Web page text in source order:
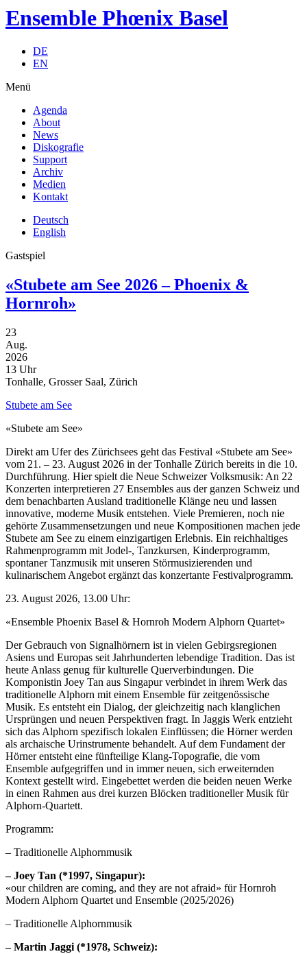
Ensemble Phœnix Basel
DE
EN
Menü
Agenda
About
News
Diskografie
Support
Archiv
Medien
Kontakt
Deutsch
English
Gastspiel
«Stubete am See 2026 – Phoenix &
Hornroh»
23
Aug.
2026
13 Uhr
Tonhalle, Grosser Saal, Zürich
Stubete am See
«Stubete am See»
Direkt am Ufer des Zürichsees geht das Festival «Stubete am See»
vom 21. – 23. August 2026 in der Tonhalle Zürich bereits in die 10.
Durchführung. Hier spielt die Neue Schweizer Volksmusik: An 22
Konzerten interpretieren 27 Ensembles aus der ganzen Schweiz und
dem benachbarten Ausland traditionelle Klänge neu und lassen
innovative, moderne Musik entstehen. Viele Premieren, noch nie
gehörte Zusammensetzungen und neue Kompositionen machen jede
Stubete am See zu einem einzigartigen Erlebnis. Ein reichhaltiges
Rahmenprogramm mit Jodel-, Tanzkursen, Kinderprogramm,
spontaner Tanzmusik mit unseren Störmusizierenden und
kulinarischem Angebot ergänzt das konzertante Festivalprogramm.
23. August 2026, 13.00 Uhr:
«Ensemble Phoenix Basel & Hornroh Modern Alphorn Quartet»
Der Gebrauch von Signalhörnern ist in vielen Gebirgsregionen
Asiens und Europas seit Jahrhunderten lebendige Tradition. Das ist
heute Anlass genug für kulturelle Querverbindungen. Die
Komponistin Joey Tan aus Singapur verbindet in ihrem Werk das
traditionelle Alphorn mit einem Ensemble für zeitgenössische
Musik. Es entsteht ein Dialog, der gleichzeitig nach klanglichen
Ursprüngen und neuen Perspektiven fragt. In Jaggis Werk entzieht
sich das Alphorn spezifisch lokalen Einflüssen; die Hörner werden
als archaische Urinstrumente behandelt. Auf dem Fundament der
Hörner entsteht eine fünfteilige Klang-Topografie, die vom
Ensemble aufgegriffen und in immer neuen, sich erweiternden
Kontext gestellt wird. Eingebettet werden die beiden neuen Werke
in einen Rahmen aus drei kurzen Blöcken traditioneller Musik für
Alphorn-Quartett.
Programm:
– Traditionelle Alphornmusik
– Joey Tan (*1997, Singapur):
«our children are coming, and they are not afraid» für Hornroh
Modern Alphorn Quartet und Ensemble (2025/2026)
– Traditionelle Alphornmusik
– Martin Jaggi (*1978, Schweiz):